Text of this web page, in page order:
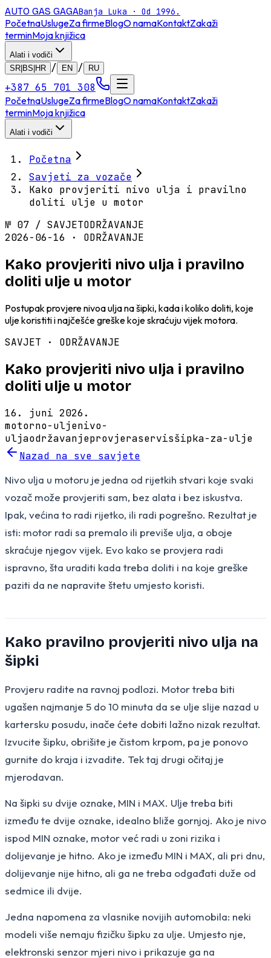
AUTO GAS GAGABanja Luka · Od 1996.
PočetnaUslugeZa firmeBlogO namaKontaktZakaži
terminMoja knjižica
Alati i vodiči
SR|BS|HR
/ EN / RU
+387 65 701 308
PočetnaUslugeZa firmeBlogO namaKontaktZakaži
terminMoja knjižica
Alati i vodiči
Početna
Savjeti za vozače
Kako provjeriti nivo ulja i pravilno
doliti ulje u motor
№ 07 / SAVJETODRŽAVANJE
2026-06-16 · ODRŽAVANJE
Kako provjeriti nivo ulja i pravilno
doliti ulje u motor
Postupak provjere nivoa ulja na šipki, kada i koliko doliti, koje
ulje koristiti i najčešće greške koje skraćuju vijek motora.
SAVJET · ODRŽAVANJE
Kako provjeriti nivo ulja i pravilno
doliti ulje u motor
16. juni 2026.
motorno-uljenivo-
uljaodržavanjeprovjeraservisšipka-za-ulje
Nazad na sve savjete
Nivo ulja u motoru je jedna od rijetkih stvari koje svaki
vozač može provjeriti sam, bez alata i bez iskustva.
Ipak, većina to radi rijetko, ili radi pogrešno. Rezultat je
isti: motor radi sa premalo ili previše ulja, a oboje
skraćuje njegov vijek. Evo kako se provjera radi
ispravno, šta uraditi kada treba doliti i na koje greške
paziti da ne napravite štetu umjesto koristi.
Kako pravilno provjeriti nivo ulja na
šipki
Provjeru radite na ravnoj podlozi. Motor treba biti
ugašen najmanje 5 do 10 minuta da se ulje slije nazad u
kartersku posudu, inače ćete dobiti lažno nizak rezultat.
Izvucite šipku, obrišite je čistom krpom, pa je ponovo
gurnite do kraja i izvadite. Tek taj drugi očitaj je
mjerodavan.
Na šipki su dvije oznake, MIN i MAX. Ulje treba biti
između te dvije oznake, idealno bliže gornjoj. Ako je nivo
ispod MIN oznake, motor već radi u zoni rizika i
dolijevanje je hitno. Ako je između MIN i MAX, ali pri dnu,
dolijevanje nije hitno, ali ga ne treba odgađati duže od
sedmice ili dvije.
Jedna napomena za vlasnike novijih automobila: neki
modeli više nemaju fizičku šipku za ulje. Umjesto nje,
elektronski senzor mjeri nivo i prikazuje ga na